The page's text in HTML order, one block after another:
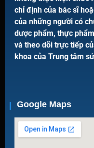
chỉ định của bác sĩ
của những người có
dược phẩm, thực
và theo dõi trực tiếp
khoa của Trung tâm
Google Maps